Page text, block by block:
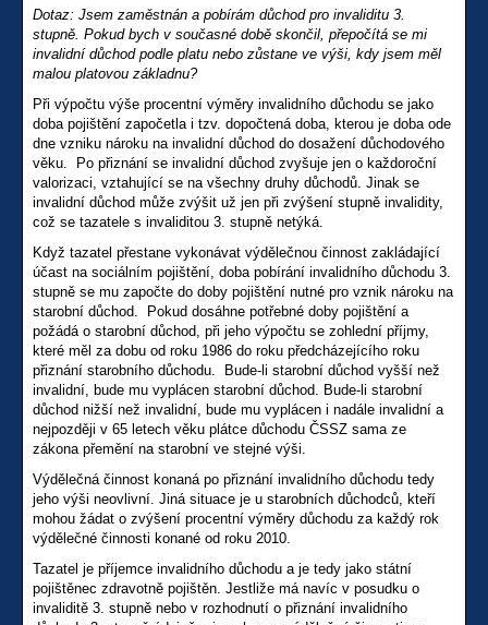
Dotaz: Jsem zaměstnán a pobírám důchod pro invaliditu 3.
stupně. Pokud bych v současné době skončil, přepočítá se mi
invalidní důchod podle platu nebo zůstane ve výši, kdy jsem měl
malou platovou základnu?
Při výpočtu výše procentní výměry invalidního důchodu se jako
doba pojištění započetla i tzv. dopočtená doba, kterou je doba ode
dne vzniku nároku na invalidní důchod do dosažení důchodového
věku. Po přiznání se invalidní důchod zvyšuje jen o každoroční
valorizaci, vztahující se na všechny druhy důchodů. Jinak se
invalidní důchod může zvýšit už jen při zvýšení stupně invalidity,
což se tazatele s invaliditou 3. stupně netýká.
Když tazatel přestane vykonávat výdělečnou činnost zakládající
účast na sociálním pojištění, doba pobírání invalidního důchodu 3.
stupně se mu započte do doby pojištění nutné pro vznik nároku na
starobní důchod. Pokud dosáhne potřebné doby pojištění a
požádá o starobní důchod, při jeho výpočtu se zohlední příjmy,
které měl za dobu od roku 1986 do roku předcházejícího roku
přiznání starobního důchodu. Bude-li starobní důchod vyšší než
invalidní, bude mu vyplácen starobní důchod. Bude-li starobní
důchod nižší než invalidní, bude mu vyplácen i nadále invalidní a
nejpozději v 65 letech věku plátce důchodu ČSSZ sama ze
zákona přemění na starobní ve stejné výši.
Výdělečná činnost konaná po přiznání invalidního důchodu tedy
jeho výši neovlivní. Jiná situace je u starobních důchodců, kteří
mohou žádat o zvýšení procentní výměry důchodu za každý rok
výdělečné činnosti konané od roku 2010.
Tazatel je příjemce invalidního důchodu a je tedy jako státní
pojištěnec zdravotně pojištěn. Jestliže má navíc v posudku o
invaliditě 3. stupně nebo v rozhodnutí o přiznání invalidního